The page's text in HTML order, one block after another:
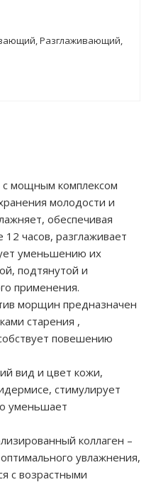
Разглаживающий,
мощным комплексом
молодости и
обеспечивая
часов, разглаживает
уменьшению их
подтянутой и
применения.
морщин предназначен
старения ,
повешению
вид и цвет кожи,
стимулирует
уменьшает
коллаген –
увлажнения,
с возрастными